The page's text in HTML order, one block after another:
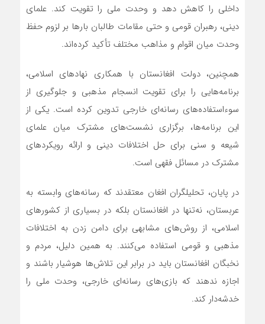
داخلی را کاهش دهد و وحدت ملی را تقویت کند. علمای
دینی، رهبران قومی و حتی مقامات طالبان بارها بر لزوم حفظ
وحدت میان اقوام و مذاهب مختلف تأکید کرده‌اند.
همچنین، دولت افغانستان با همکاری نهادهای اسلامی،
برنامه‌هایی را برای تقویت انسجام مذهبی و جلوگیری از
سوءاستفاده‌های رسانه‌ای خارجی تدوین کرده است. یکی از
این برنامه‌ها، برگزاری نشست‌های مشترک میان علمای
شیعه و سنی برای حل اختلافات دینی و ارائه رویکردهای
مشترک در مسائل فقهی است.
در پایان، تحلیلگران افغان معتقدند که رسانه‌های وابسته به
عربستان، نه‌تنها در افغانستان بلکه در بسیاری از کشورهای
اسلامی، از روش‌های مشابهی برای دامن زدن به اختلافات
مذهبی و قومی استفاده می‌کنند. به همین دلیل، مردم و
نخبگان افغانستان باید در برابر این تلاش‌ها هوشیار باشند و
اجازه ندهند که بازی‌های رسانه‌ای خارجی، وحدت ملی را
خدشه‌دار کند.